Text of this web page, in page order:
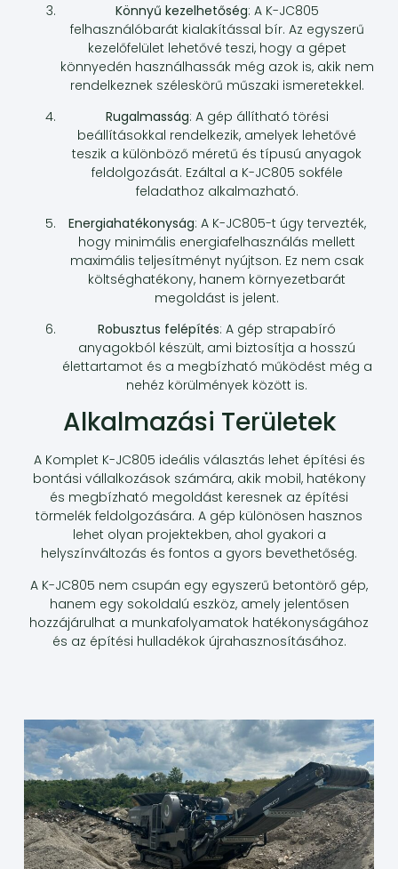
Könnyű kezelhetőség: A K-JC805
felhasználóbarát kialakítással bír. Az egyszerű
kezelőfelület lehetővé teszi, hogy a gépet
könnyedén használhassák még azok is, akik nem
rendelkeznek széleskörű műszaki ismeretekkel.
Rugalmasság: A gép állítható törési
beállításokkal rendelkezik, amelyek lehetővé
teszik a különböző méretű és típusú anyagok
feldolgozását. Ezáltal a K-JC805 sokféle
feladathoz alkalmazható.
Energiahatékonyság: A K-JC805-t úgy tervezték,
hogy minimális energiafelhasználás mellett
maximális teljesítményt nyújtson. Ez nem csak
költséghatékony, hanem környezetbarát
megoldást is jelent.
Robusztus felépítés: A gép strapabíró
anyagokból készült, ami biztosítja a hosszú
élettartamot és a megbízható működést még a
nehéz körülmények között is.
Alkalmazási Területek
A Komplet K-JC805 ideális választás lehet építési és
bontási vállalkozások számára, akik mobil, hatékony
és megbízható megoldást keresnek az építési
törmelék feldolgozására. A gép különösen hasznos
lehet olyan projektekben, ahol gyakori a
helyszínváltozás és fontos a gyors bevethetőség.
A K-JC805 nem csupán egy egyszerű betontörő gép,
hanem egy sokoldalú eszköz, amely jelentősen
hozzájárulhat a munkafolyamatok hatékonyságához
és az építési hulladékok újrahasznosításához.